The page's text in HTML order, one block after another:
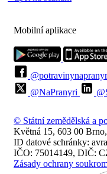
Mobilní aplikace
@NaPranyri
© Státní zemědělská a
Květná 15, 603 00 Brno,
ID datové schránky:
IČO: 75014149, DIČ:
Zásady ochrany